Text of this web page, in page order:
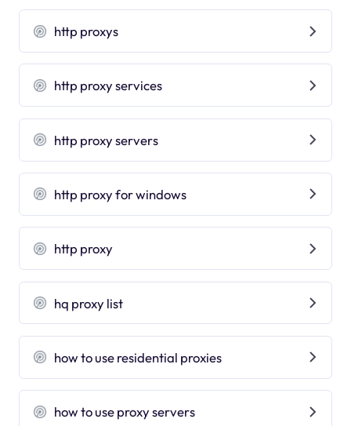
http proxys
http proxy services
http proxy servers
http proxy for windows
http proxy
hq proxy list
how to use residential proxies
how to use proxy servers